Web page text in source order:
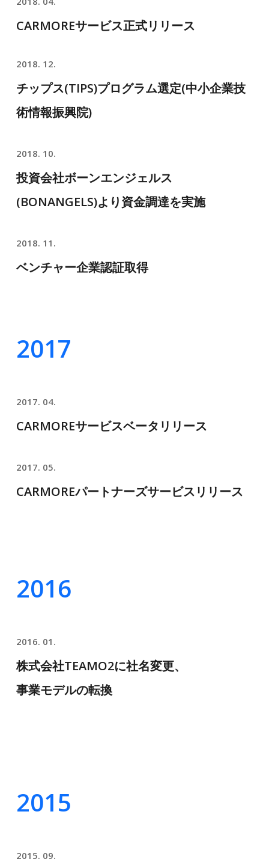
CARMOREサービス正式リリース
2018. 12.
チップス(TIPS)プログラム選定(中小企業技
術情報振興院)
2018. 10.
投資会社ボーンエンジェルス
(BONANGELS)より資金調達を実施
2018. 11.
ベンチャー企業認証取得
2017
2017. 04.
CARMOREサービスベータリリース
2017. 05.
CARMOREパートナーズサービスリリース
2016
2016. 01.
株式会社TEAMO2に社名変更、
事業モデルの転換
2015
2015. 09.